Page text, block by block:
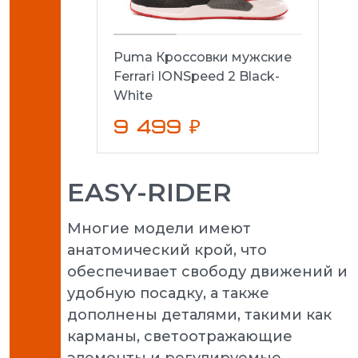
Puma Кроссовки мужские
Ferrari IONSpeed 2 Black-
White
9 499 ₽
EASY-RIDER
Многие модели имеют
анатомический крой, что
обеспечивает свободу движений и
удобную посадку, а также
дополнены деталями, такими как
карманы, светоотражающие